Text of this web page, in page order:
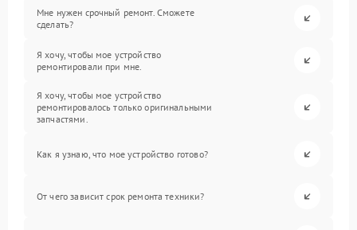
Мне нужен срочный ремонт. Сможете
сделать?
Я хочу, чтобы мое устройство
ремонтировали при мне.
Я хочу, чтобы мое устройство
ремонтировалось только оригинальными
запчастями.
Как я узнаю, что мое устройство готово?
От чего зависит срок ремонта техники?